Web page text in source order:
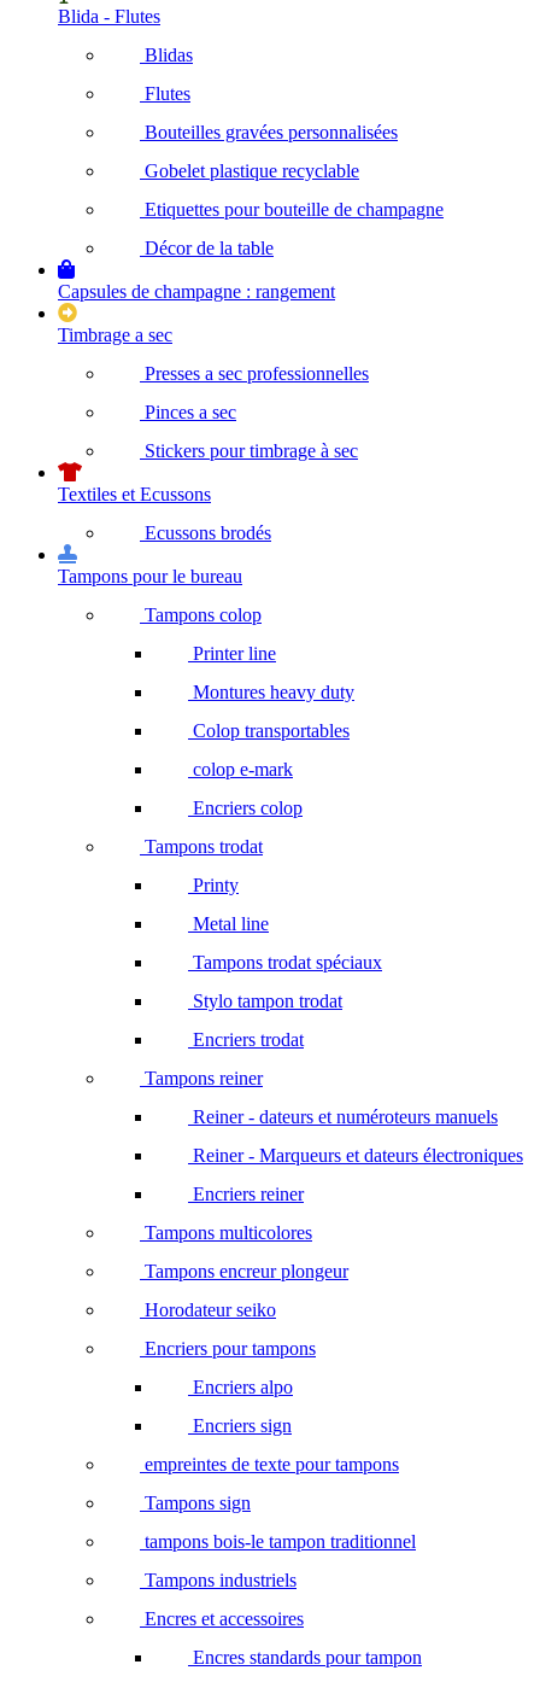
Blida - Flutes
Blidas
Flutes
Bouteilles gravées personnalisées
Gobelet plastique recyclable
Etiquettes pour bouteille de champagne
Décor de la table
Capsules de champagne : rangement
Timbrage a sec
Presses a sec professionnelles
Pinces a sec
Stickers pour timbrage à sec
Textiles et Ecussons
Ecussons brodés
Tampons pour le bureau
Tampons colop
Printer line
Montures heavy duty
Colop transportables
colop e-mark
Encriers colop
Tampons trodat
Printy
Metal line
Tampons trodat spéciaux
Stylo tampon trodat
Encriers trodat
Tampons reiner
Reiner - dateurs et numéroteurs manuels
Reiner - Marqueurs et dateurs électroniques
Encriers reiner
Tampons multicolores
Tampons encreur plongeur
Horodateur seiko
Encriers pour tampons
Encriers alpo
Encriers sign
empreintes de texte pour tampons
Tampons sign
tampons bois-le tampon traditionnel
Tampons industriels
Encres et accessoires
Encres standards pour tampon